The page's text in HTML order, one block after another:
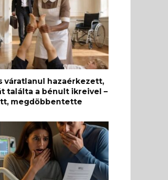
váratlanul hazaérkezett,
találta a bénult ikreivel –
megdöbbentette